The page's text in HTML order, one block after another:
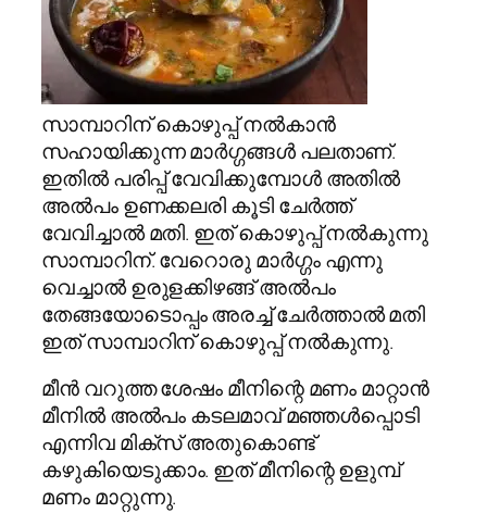
സാമ്പാറിന് കൊഴുപ്പ് നല്‍കാന്‍
സഹായിക്കുന്ന മാര്‍ഗ്ഗങ്ങള്‍ പലതാണ്.
ഇതില്‍ പരിപ്പ് വേവിക്കുമ്പോള്‍ അതില്‍
അല്‍പം ഉണക്കലരി കൂടി ചേര്‍ത്ത്
വേവിച്ചാല്‍ മതി. ഇത് കൊഴുപ്പ് നല്‍കുന്നു
സാമ്പാറിന്. വേറൊരു മാര്‍ഗ്ഗം എന്നു
വെച്ചാല്‍ ഉരുളക്കിഴങ്ങ് അല്‍പം
തേങ്ങയോടൊപ്പം അരച്ച് ചേര്‍ത്താല്‍ മതി
ഇത് സാമ്പാറിന് കൊഴുപ്പ് നല്‍കുന്നു.
മീന്‍ വറുത്ത ശേഷം മീനിന്റെ മണം മാറ്റാന്‍
മീനില്‍ അല്‍പം കടലമാവ് മഞ്ഞള്‍പ്പൊടി
എന്നിവ മിക്‌സ് അതുകൊണ്ട്
കഴുകിയെടുക്കാം. ഇത് മീനിന്റെ ഉളുമ്പ്
മണം മാറ്റുന്നു.